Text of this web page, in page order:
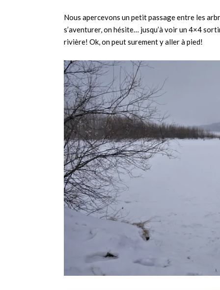
Nous apercevons un petit passage entre les
s’aventurer, on hésite… jusqu’à voir un 4×4
rivière! Ok, on peut surement y aller à pied!